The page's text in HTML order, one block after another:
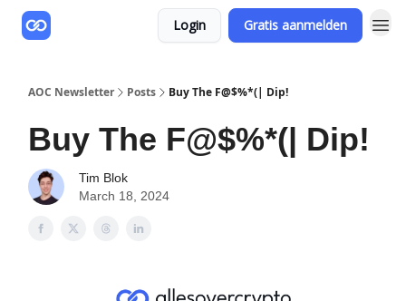
Login Gratis aanmelden
AOC Newsletter Posts Buy The F@$%*(| Dip!
Buy The F@$%*(| Dip!
Tim Blok
March 18, 2024